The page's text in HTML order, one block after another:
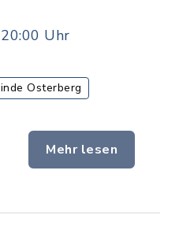
20:00 Uhr
Osterberg
Mehr lesen